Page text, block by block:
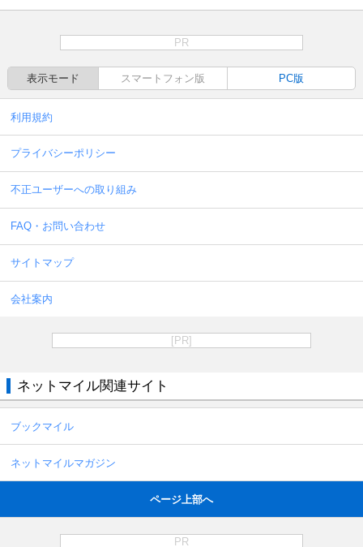
PR
表示モード スマートフォン版 PC版
利用規約
プライバシーポリシー
不正ユーザーへの取り組み
FAQ・お問い合わせ
サイトマップ
会社案内
[PR]
ネットマイル関連サイト
ブックマイル
ネットマイルマガジン
ページ上部へ
PR